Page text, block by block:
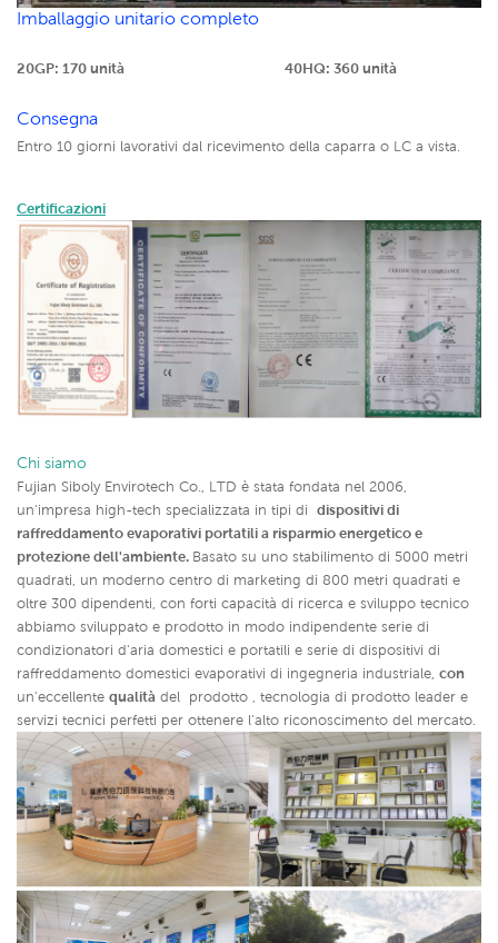
Imballaggio unitario completo
20GP: 170 unità 40HQ: 360 unità
Consegna
Entro 10 giorni lavorativi dal ricevimento della caparra o LC a vista.
Certificazioni
Chi siamo
Fujian Siboly Envirotech Co., LTD è stata fondata nel 2006,
un'impresa high-tech specializzata in tipi di dispositivi di
raffreddamento evaporativi portatili a risparmio energetico e
protezione dell'ambiente. Basato su uno stabilimento di 5000 metri
quadrati, un moderno centro di marketing di 800 metri quadrati e
oltre 300 dipendenti, con forti capacità di ricerca e sviluppo tecnico
abbiamo sviluppato e prodotto in modo indipendente serie di
condizionatori d'aria domestici e portatili e serie di dispositivi di
raffreddamento domestici evaporativi di ingegneria industriale, con
un'eccellente qualità del prodotto , tecnologia di prodotto leader e
servizi tecnici perfetti per ottenere l'alto riconoscimento del mercato.